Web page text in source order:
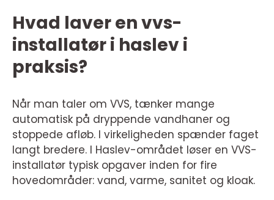
Hvad laver en vvs-
installatør i haslev i
praksis?
Når man taler om VVS, tænker mange
automatisk på dryppende vandhaner og
stoppede afløb. I virkeligheden spænder faget
langt bredere. I Haslev-området løser en VVS-
installatør typisk opgaver inden for fire
hovedområder: vand, varme, sanitet og kloak.